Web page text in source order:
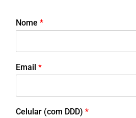
Nome *
Email *
Celular (com DDD) *